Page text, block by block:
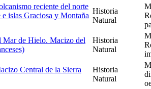
reciente del norte
islas Graciosa y Montaña
Historia
Natural
Mar de Hielo. Macizo del
Historia
Natural
Central de la Sierra
Historia
Natural